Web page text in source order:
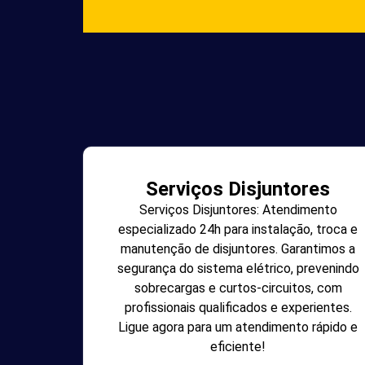
Serviços Disjuntores
Serviços Disjuntores: Atendimento
especializado 24h para instalação, troca e
manutenção de disjuntores. Garantimos a
segurança do sistema elétrico, prevenindo
sobrecargas e curtos-circuitos, com
profissionais qualificados e experientes.
Ligue agora para um atendimento rápido e
eficiente!